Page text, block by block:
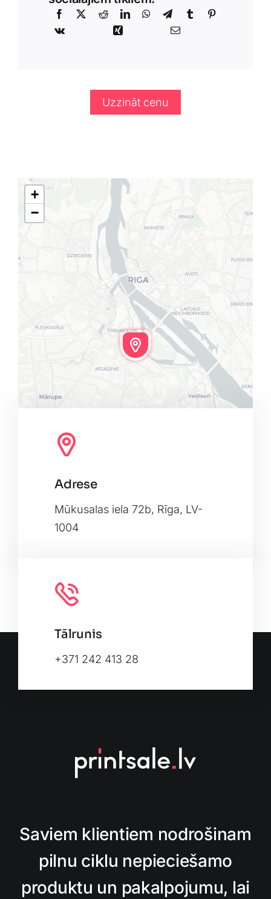
Uzzināt cenu
+
−
OpenStreetMap, under ODbL.
Adrese
Mūkusalas iela 72b, Rīga, LV-
1004
Tālrunis
+371 242 413 28
Saviem klientiem nodrošinam
pilnu ciklu nepieciešamo
produktu un pakalpojumu, lai